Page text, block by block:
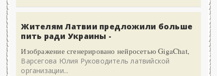
Жителям Латвии предложили больше
пить ради Украины -
Изображение сгенерировано нейросетью GigaChat,
Варсегова Юлия Руководитель латвийской
организации...